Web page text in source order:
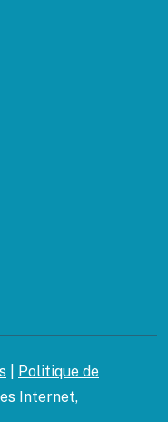
Politique de
Internet,